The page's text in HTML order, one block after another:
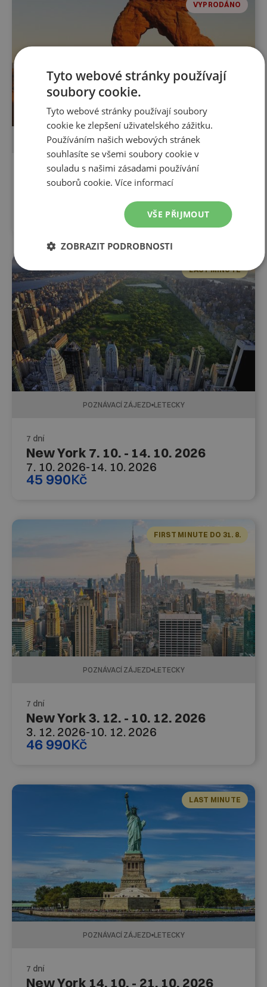
VYPRODÁNO
POZNÁVACÍ ZÁJEZD LETECKY
15 dní
USA jihozápad 9. 9. - 24. 9. 2026
24. 9. 2026
LAST MINUTE
POZNÁVACÍ ZÁJEZD LETECKY
7 dní
New York 7. 10. - 14. 10. 2026
7. 10. 2026-14. 10. 2026
45 990Kč
FIRST MINUTE DO 31. 8.
POZNÁVACÍ ZÁJEZD LETECKY
7 dní
New York 3. 12. - 10. 12. 2026
3. 12. 2026-10. 12. 2026
46 990Kč
LAST MINUTE
POZNÁVACÍ ZÁJEZD LETECKY
7 dní
New York 14. 10. - 21. 10. 2026
Tyto webové stránky používají
soubory cookie.
Tyto webové stránky používají soubory
cookie ke zlepšení uživatelského zážitku.
Používáním našich webových stránek
souhlasíte se všemi soubory cookie v
souladu s našimi zásadami používání
souborů cookie.Více informací
VŠE PŘIJMOUT
ZOBRAZIT PODROBNOSTI